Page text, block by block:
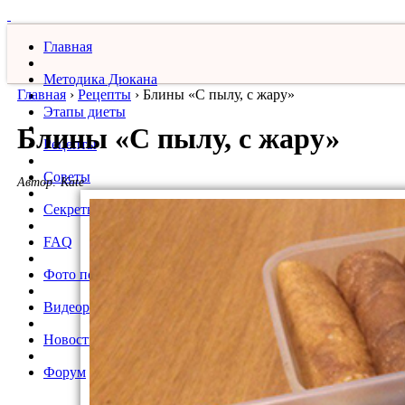
Главная
Методика Дюкана
Этапы диеты
Рецепты
Советы
Секреты
FAQ
Фото похудевших
Видеорецепты
Новости
Форум
Главная › Рецепты › Блины «С пылу, с жару»
Блины «С пылу, с жару»
Автор:Kate